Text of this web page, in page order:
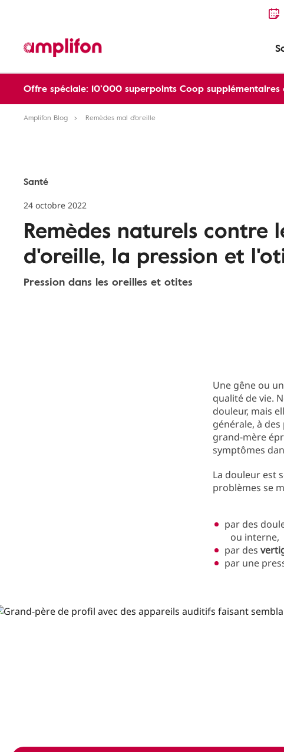
Offre spéciale: 10’000 superpoints Coop
Amplifon Blog Remèdes mal d'oreille
Santé
24 octobre 2022
Remèdes naturels contre
d'oreille, la pression et
Pression dans les oreilles et otites
Une gêne ou
qualité de vie.
douleur, mais
générale, à
grand-mère
symptômes
La douleur est
problèmes se
par des
ou interne,
par des
par une